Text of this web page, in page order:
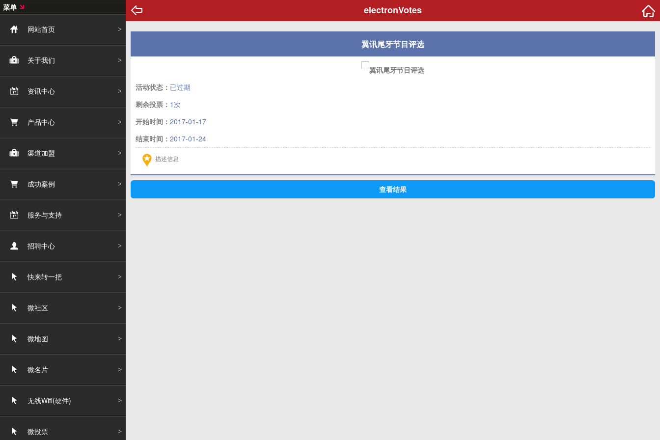
electronVotes
翼讯尾牙节目评选
活动状态： 已过期
剩余投票： 1次
开始时间： 2017-01-17
结束时间： 2017-01-24
描述信息
查看结果
菜单
网站首页
关于我们
资讯中心
产品中心
渠道加盟
成功案例
服务与支持
招聘中心
快来转一把
微社区
微地图
微名片
无线Wifi(硬件)
微投票